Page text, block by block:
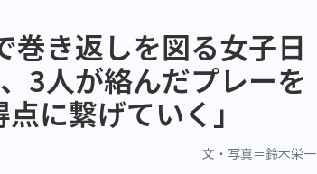
き返しを図る女子日
3人が絡んだプレーを
に繋げていく」
文・写真＝鈴木栄一